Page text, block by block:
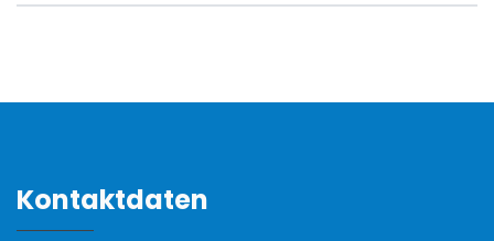
Kontaktdaten